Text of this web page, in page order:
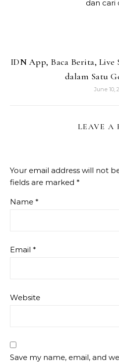
IDN App, Baca Berita,
dalam Satu
June 10,
LEAVE A
Your email address will not
fields are marked *
Name *
Email *
Website
Save my name, email, and